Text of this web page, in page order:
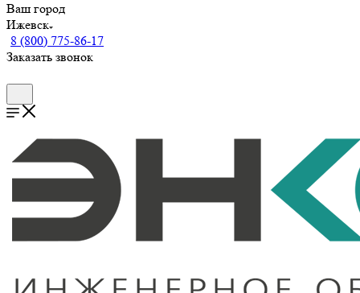
Ваш город
Ижевск
8 (800) 775-86-17
Заказать звонок